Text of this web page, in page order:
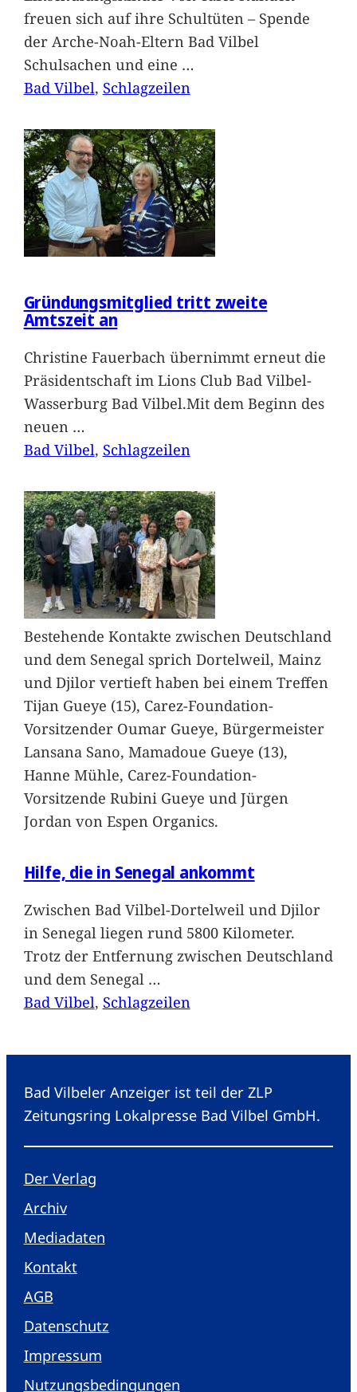
freuen sich auf ihre Schultüten – Spende
der Arche-Noah-Eltern Bad Vilbel
Schulsachen und eine …
Bad Vilbel, Schlagzeilen
Gründungsmitglied tritt zweite
Amtszeit an
Christine Fauerbach übernimmt erneut die
Präsidentschaft im Lions Club Bad Vilbel-
Wasserburg Bad Vilbel.Mit dem Beginn des
neuen …
Bad Vilbel, Schlagzeilen
Bestehende Kontakte zwischen Deutschland
und dem Senegal sprich Dortelweil, Mainz
und Djilor vertieft haben bei einem Treffen
Tijan Gueye (15), Carez-Foundation-
Vorsitzender Oumar Gueye, Bürgermeister
Lansana Sano, Mamadoue Gueye (13),
Hanne Mühle, Carez-Foundation-
Vorsitzende Rubini Gueye und Jürgen
Jordan von Espen Organics.
Hilfe, die in Senegal ankommt
Zwischen Bad Vilbel-Dortelweil und Djilor
in Senegal liegen rund 5800 Kilometer.
Trotz der Entfernung zwischen Deutschland
und dem Senegal …
Bad Vilbel, Schlagzeilen
Bad Vilbeler Anzeiger ist teil der ZLP
Zeitungsring Lokalpresse Bad Vilbel GmbH.
Der Verlag
Archiv
Mediadaten
Kontakt
AGB
Datenschutz
Impressum
Nutzungsbedingungen